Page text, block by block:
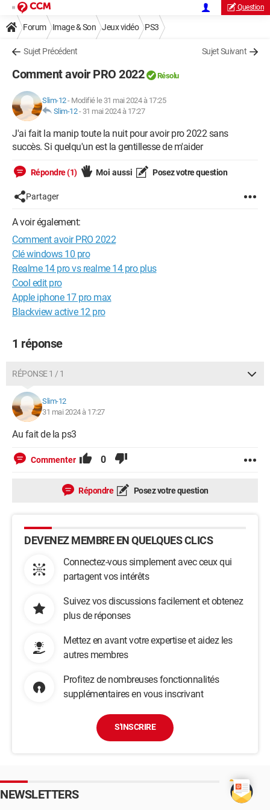
Question
Forum Image & Son Jeux vidéo PS3
Sujet Précédent Sujet Suivant
Comment avoir PRO 2022 Résolu
Slim-12- Modifié le 31 mai 2024 à 17:25
Slim-12- 31 mai 2024 à 17:27
J'ai fait la manip toute la nuit pour avoir pro 2022 sans
succès. Si quelqu'un est la gentillesse de m'aider
Répondre (1) Moi aussi Posez votre question
Partager
A voir également:
Comment avoir PRO 2022
Clé windows 10 pro
Realme 14 pro vs realme 14 pro plus
Cool edit pro
Apple iphone 17 pro max
Blackview active 12 pro
1 réponse
RÉPONSE 1 / 1
Slim-12
31 mai 2024 à 17:27
Au fait de la ps3
Commenter 0
Répondre Posez votre question
DEVENEZ MEMBRE EN QUELQUES CLICS
Connectez-vous simplement avec ceux qui
partagent vos intérêts
Suivez vos discussions facilement et obtenez
plus de réponses
Mettez en avant votre expertise et aidez les
autres membres
Profitez de nombreuses fonctionnalités
supplémentaires en vous inscrivant
S'INSCRIRE
NEWSLETTERS